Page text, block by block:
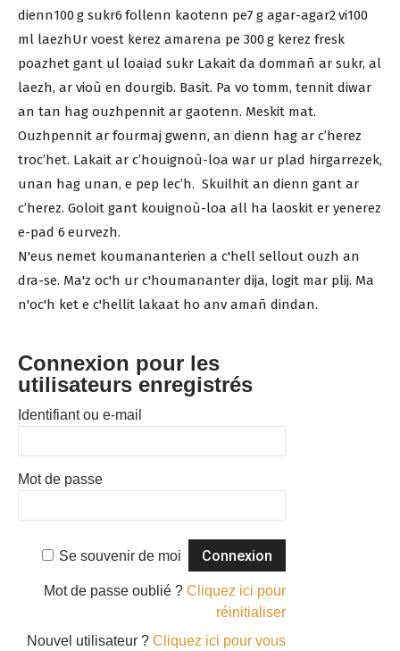
dienn100 g sukr6 follenn kaotenn pe7 g agar-agar2 vi100
ml laezhUr voest kerez amarena pe 300 g kerez fresk
poazhet gant ul loaiad sukr Lakait da dommañ ar sukr, al
laezh, ar vioù en dourgib. Basit. Pa vo tomm, tennit diwar
an tan hag ouzhpennit ar gaotenn. Meskit mat.
Ouzhpennit ar fourmaj gwenn, an dienn hag ar c’herez
troc’het. Lakait ar c’houignoù-loa war ur plad hirgarrezek,
unan hag unan, e pep lec’h. Skuilhit an dienn gant ar
c’herez. Goloit gant kouignoù-loa all ha laoskit er yenerez
e-pad 6 eurvezh.
N'eus nemet koumananterien a c'hell sellout ouzh an
dra-se. Ma'z oc'h ur c'houmananter dija, logit mar plij. Ma
n'oc'h ket e c'hellit lakaat ho anv amañ dindan.
Connexion pour les
utilisateurs enregistrés
Identifiant ou e-mail
Mot de passe
Se souvenir de moi
Mot de passe oublié ? Cliquez ici pour
réinitialiser
Nouvel utilisateur ? Cliquez ici pour vous